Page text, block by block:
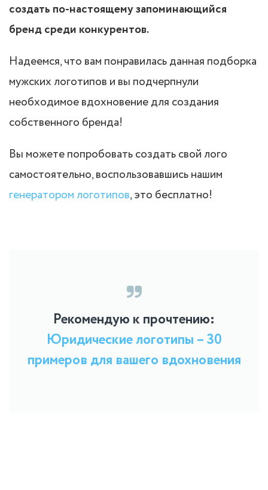
создать по-настоящему запоминающийся
бренд среди конкурентов.
Надеемся, что вам понравилась данная подборка
мужских логотипов и вы подчерпнули
необходимое вдохновение для создания
собственного бренда!
Вы можете попробовать создать свой лого
самостоятельно, воспользовавшись нашим
генератором логотипов, это бесплатно!
Рекомендую к прочтению:
Юридические логотипы – 30
примеров для вашего вдохновения